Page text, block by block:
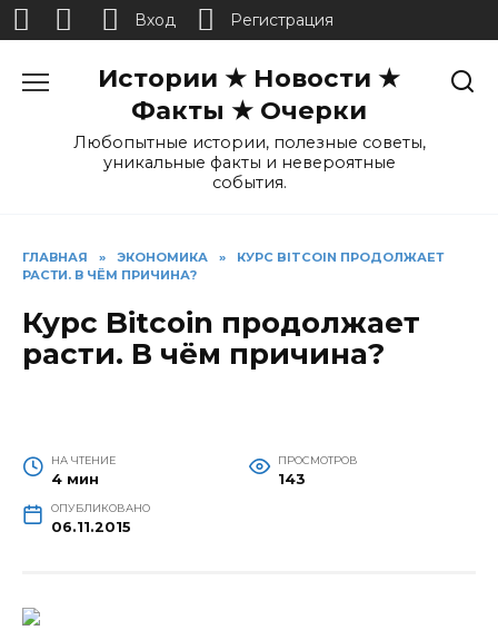
Истории ★ Новости ★
Факты ★ Очерки
Любопытные истории, полезные советы,
уникальные факты и невероятные
события.
ГЛАВНАЯ » ЭКОНОМИКА »
КУРС BITCOIN ПРОДОЛЖАЕТ
РАСТИ. В ЧЁМ ПРИЧИНА?
Курс Bitcoin продолжает
расти. В чём причина?
НА ЧТЕНИЕ
4 мин
ПРОСМОТРОВ
143
ОПУБЛИКОВАНО
06.11.2015
Вход Регистрация